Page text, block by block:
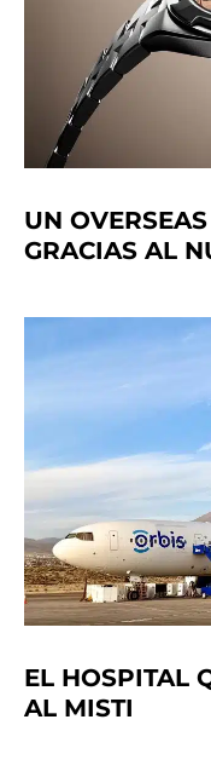
UN
GRACIAS AL
EL HOSPITAL
AL MISTI